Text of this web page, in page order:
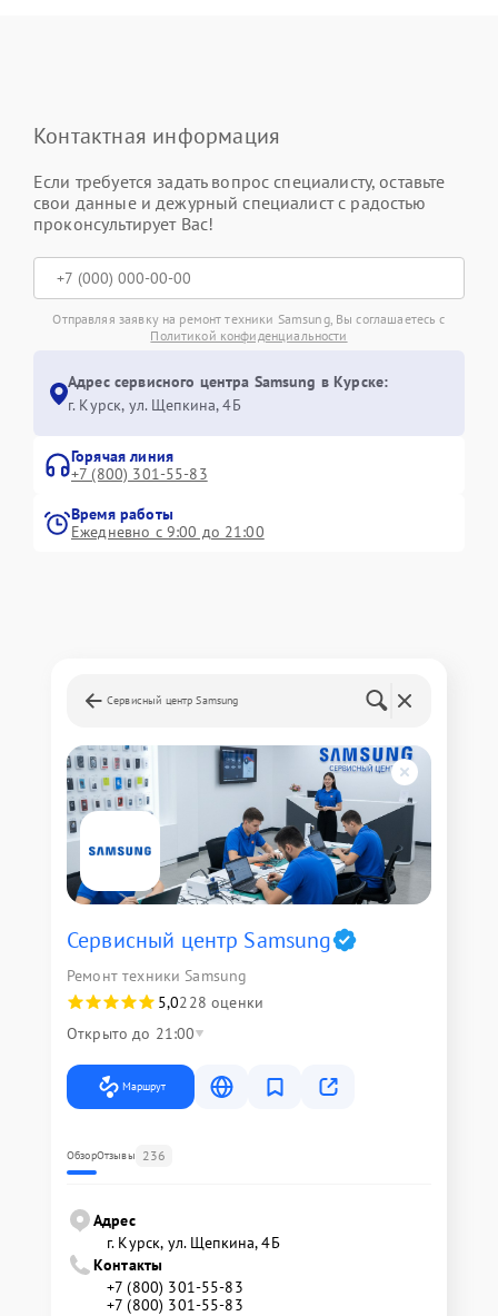
Контактная информация
Если требуется задать вопрос специалисту, оставьте
свои данные и дежурный специалист с радостью
проконсультирует Вас!
Отправляя заявку на ремонт техники Samsung, Вы соглашаетесь с
Политикой конфиденциальности
Адрес сервисного центра Samsung в Курске:
г. Курск, ул. Щепкина, 4Б
Горячая линия
+7 (800) 301-55-83
Время работы
Ежедневно с 9:00 до 21:00
Сервисный центр Samsung
Сервисный центр Samsung
Ремонт техники Samsung
5,0228 оценки
Открыто до 21:00
Маршрут
ОбзорОтзывы 236
Адрес
г. Курск, ул. Щепкина, 4Б
Контакты
+7 (800) 301-55-83
+7 (800) 301-55-83